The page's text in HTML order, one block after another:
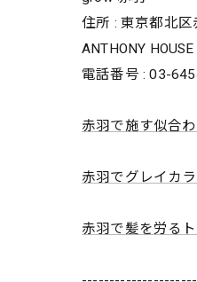
住所 : 東京都北区
ANTHONY
電話番号 : 03-
赤羽で施す似合
赤羽でグレイカ
赤羽で髪を労る